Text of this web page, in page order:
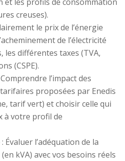
creuses).
le prix de l’énergie
de l’électricité
les différentes taxes (TVA,
(CSPE).
l’impact des
proposées par Enedis
tarif vert) et choisir celle qui
à votre profil de
: Évaluer l’adéquation de la
kVA) avec vos besoins réels